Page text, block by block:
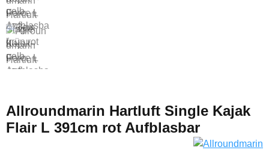
Allroundmarin Hartluft Single Kajak
Flair L 391cm rot Aufblasbar